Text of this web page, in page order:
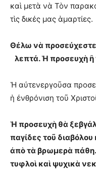
καὶ μετὰ νὰ Τὸν
τὶς δικές μας ἁμαρτίες.
Θέλω νὰ
λεπτά. Ἡ προσευχὴ ἢ
Ἡ αὐτενεργοῦσα
ἡ ἐνθρόνιση τοῦ
Ἡ προσευχὴ θὰ
παγίδες τοῦ διαβόλου
ἀπὸ τὰ βρωμερὰ πάθη.
τυφλοὶ καὶ ψυχικὰ